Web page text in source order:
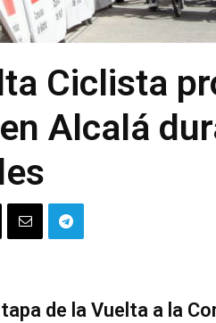
Ciclista
Alcalá
de la Vuelta a la